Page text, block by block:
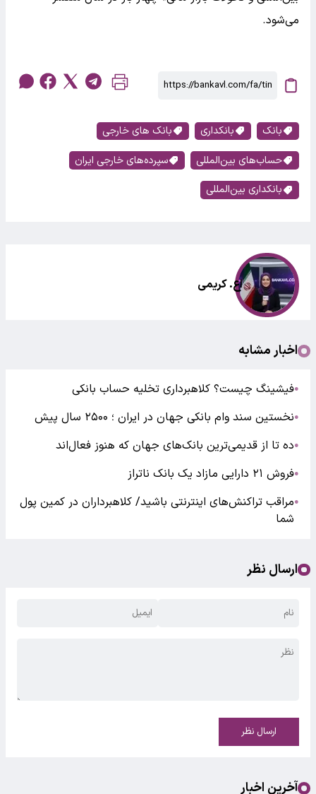
می‌شود.
بانک بانکداری
بانک های خارجی
حساب‌های بین‌المللی
سپرده‌های خارجی ایران
بانکداری بین‌المللی
اع. کریمی
اخبار مشابه
●فیشینگ چیست؟ کلاهبرداری تخلیه حساب بانکی
●نخستین سند وام بانکی جهان در ایران ؛ ۲۵۰۰ سال پیش
●ده تا از قدیمی‌ترین بانک‌های جهان که هنوز فعال‌اند
●فروش ۲۱ دارایی مازاد یک بانک ناتراز
●مراقب تراکنش‌های اینترنتی باشید/ کلاهبرداران در کمین پول
شما
ارسال نظر
ارسال نظر
آخرین اخبار